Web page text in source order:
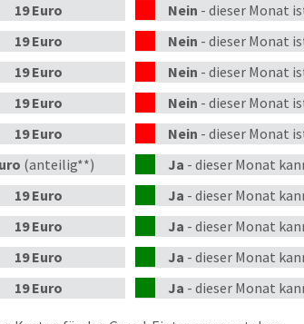
19 Euro Nein - dieser Monat
19 Euro Nein - dieser Monat
19 Euro Nein - dieser Monat
19 Euro Nein - dieser Monat
19 Euro Nein - dieser Monat
(anteilig**) Ja - dieser Monat
19 Euro Ja - dieser Monat
19 Euro Ja - dieser Monat
19 Euro Ja - dieser Monat
19 Euro Ja - dieser Monat